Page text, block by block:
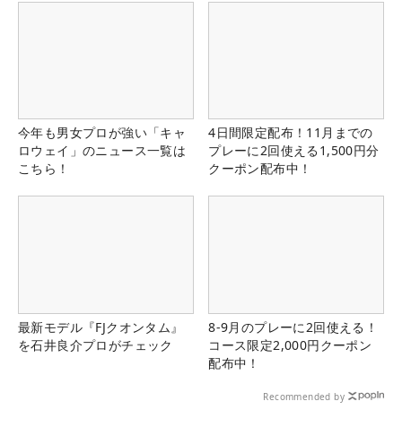
今年も男女プロが強い「キャ
ロウェイ」のニュース一覧は
こちら！
4日間限定配布！11月までの
プレーに2回使える1,500円分
クーポン配布中！
最新モデル『FJクオンタム』
を石井良介プロがチェック
8-9月のプレーに2回使える！
コース限定2,000円クーポン
配布中！
Recommended by